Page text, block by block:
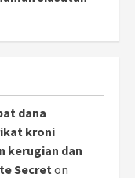
dana
kroni
kerugian dan
Secret on